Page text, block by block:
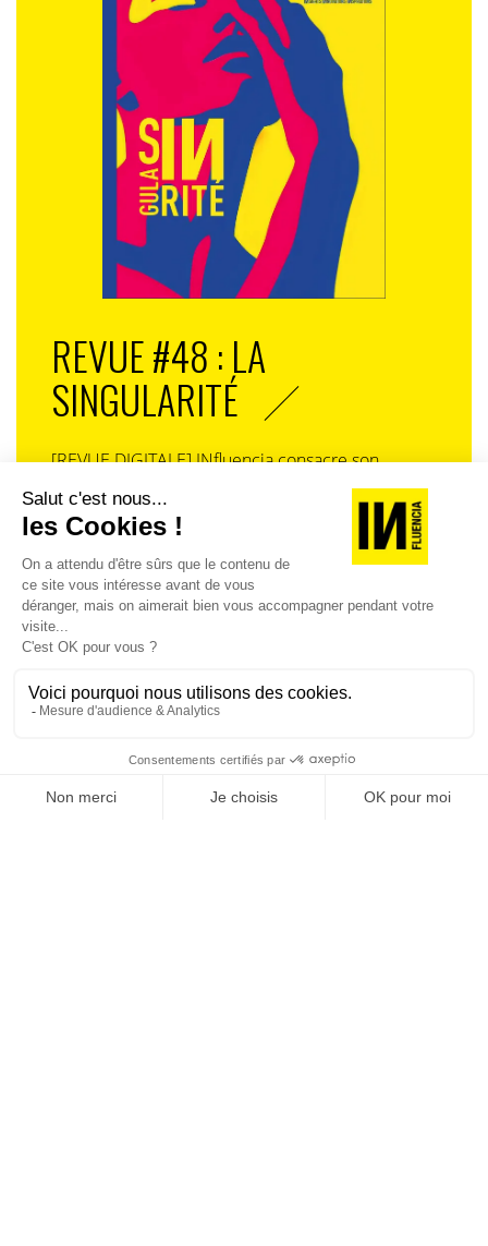
REVUE #48 : LA
SINGULARITÉ
[REVUE DIGITALE] INfluencia consacre son
prochain numéro à une question devenue
centrale dans l’économie contemporaine : Qu’est-
ce que la singularité à l’heure de la
standardisation généralisée ? Ce numéro explore
la singularité là où elle est la plus mise à l’épreuve
: dans l’entreprise, dans la marque, dans les
organisations, dans les choix de gouvernance,
J'ACHÈTE LE NUMÉRO